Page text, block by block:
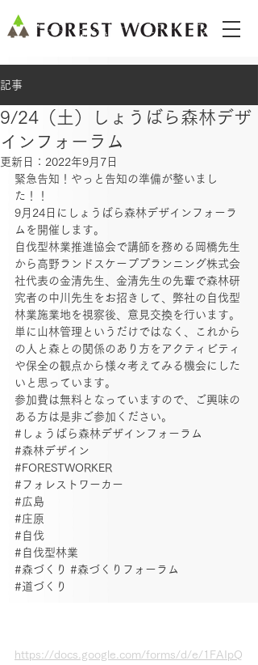
記事
9/24（土）しょうばら森林デザ
インフォーラム
更新日： 2022年9月7日
緊急告知！やっと告知の準備が整いまし
た！！
9月24日にしょうばら森林デザインフォーラ
ムを開催します。
自伐型林業推進協会で講師を務める岡橋先生
から高野ランドスケーププランニング株式会
社代表の金清先生、金清先生の先輩で森林研
究者の中川先生をお招きして、弊社の自伐型
林業施業地を視察後、意見交換を行います。
単に山林管理というだけではなく、これから
の人と森との関係のあり方をアクティビティ
や保全の観点から様々考えてみる機会にした
いと思っています。
参加費は無料となっていますので、ご興味の
ある方は是非ご参加ください。
#しょうばら森林デザインフォーラム
#森林デザイン
#FORESTWORKER
#フォレストワーカー
#広島
#庄原
#自伐
#自伐型林業
#森づくり #森づくりフォーラム
#道づくり
https://docs.google.com/forms/d/e/1FAIpQ